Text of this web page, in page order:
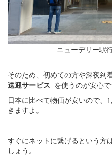
ニューデリー駅
そのため、初めての方や深夜到
送迎サービス を使うのが安心で
日本に比べて物価が安いので、
きますよ。
すぐにネットに繋げるという方
しょう。